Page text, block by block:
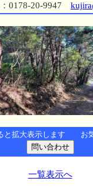
0178-20-9947
と拡大表示します お
一覧表示へ